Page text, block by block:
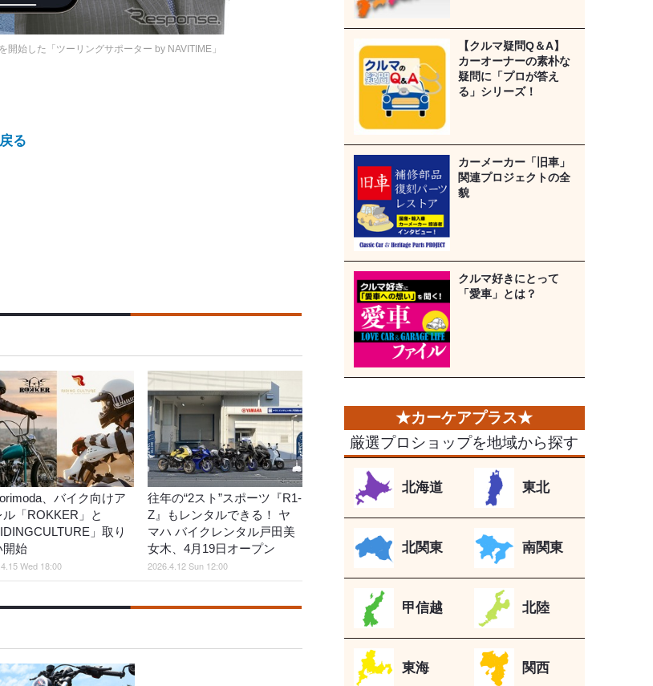
開始した「ツーリングサポーター by NAVITIME」
る
、バイク向けア
ル「ROKKER」と
」取り
開始
Wed 18:00
往年の“2スト”スポーツ『R1-
Z』もレンタルできる！ ヤ
マハ バイクレンタル戸田美
女木、4月19日オープン
2026.4.12 Sun 12:00
【クルマ疑問Q＆A】
カーオーナーの素朴な
疑問に「プロが答え
る」シリーズ！
カーメーカー「旧車」
関連プロジェクトの全
貌
クルマ好きにとって
「愛車」とは？
厳選プロショップを地域から探す
北海道 東北
北関東 南関東
甲信越 北陸
東海 関西